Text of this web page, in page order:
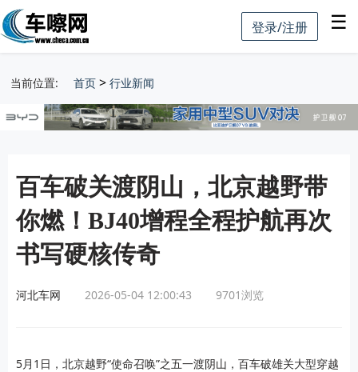
登录/注册 ☰
当前位置: 首页 > 行业新闻
百车破关渡阴山，北京越野带
你燃！BJ40增程全程护航再次
书写硬核传奇
河北车网 2026-05-04 12:00:43 9701浏览
5月1日，北京越野“使命召唤”之五一渡阴山，百车破雄关大型穿越